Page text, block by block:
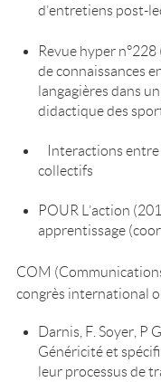
d’entretiens post-
Revue hyper
de connaissances
langagières dans
didactique des
Interactions entre
collectifs
POUR L’action
apprentissage
COM
congrès international
Darnis, F. Soyer, P
Généricité et
leur processus de